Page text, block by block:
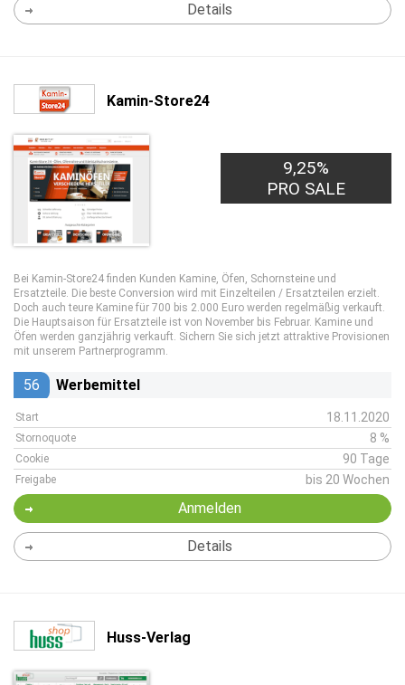
Details
Kamin-Store24
9,25%
PRO SALE
Bei Kamin-Store24 finden Kunden Kamine, Öfen, Schornsteine und
Ersatzteile. Die beste Conversion wird mit Einzelteilen / Ersatzteilen erzielt.
Doch auch teure Kamine für 700 bis 2.000 Euro werden regelmäßig verkauft.
Die Hauptsaison für Ersatzteile ist von November bis Februar. Kamine und
Öfen werden ganzjährig verkauft. Sichern Sie sich jetzt attraktive Provisionen
mit unserem Partnerprogramm.
56 Werbemittel
Start 18.11.2020
Stornoquote 8 %
Cookie 90 Tage
Freigabe bis 20 Wochen
Anmelden
Details
Huss-Verlag